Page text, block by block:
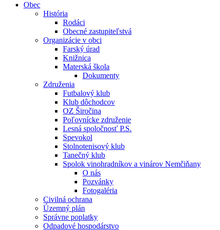
Obec
História
Rodáci
Obecné zastupiteľstvá
Organizácie v obci
Farský úrad
Knižnica
Materská škola
Dokumenty
Združenia
Futbalový klub
Klub dôchodcov
OZ Širočina
Poľovnícke združenie
Lesná spoločnosť P.S.
Spevokol
Stolnotenisový klub
Tanečný klub
Spolok vinohradníkov a vinárov Nemčiňany
O nás
Pozvánky
Fotogaléria
Civilná ochrana
Územný plán
Správne poplatky
Odpadové hospodárstvo